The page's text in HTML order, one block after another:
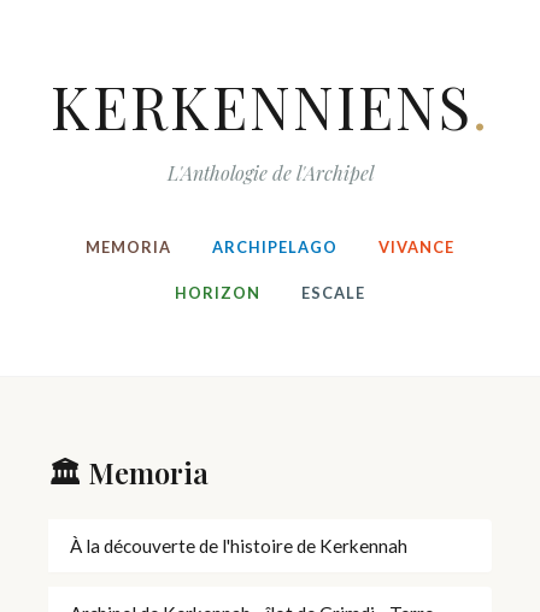
KERKENNIENS.
L'Anthologie de l'Archipel
MEMORIA ARCHIPELAGO VIVANCE
HORIZON ESCALE
🏛️ Memoria
À la découverte de l'histoire de Kerkennah